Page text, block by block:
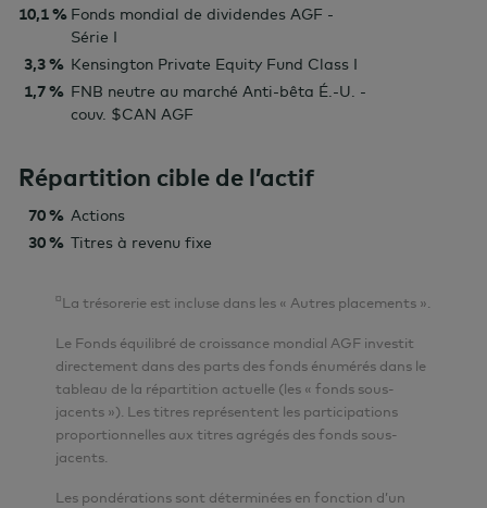
10,1 % Fonds mondial de dividendes AGF -
Série I
3,3 % Kensington Private Equity Fund Class I
1,7 % FNB neutre au marché Anti-bêta É.-U. -
couv. $CAN AGF
Répartition cible de l’actif
70 % Actions
30 % Titres à revenu fixe
¤La trésorerie est incluse dans les « Autres placements ».
Le Fonds équilibré de croissance mondial AGF investit
directement dans des parts des fonds énumérés dans le
tableau de la répartition actuelle (les « fonds sous-
jacents »). Les titres représentent les participations
proportionnelles aux titres agrégés des fonds sous-
jacents.
Les pondérations sont déterminées en fonction d’un